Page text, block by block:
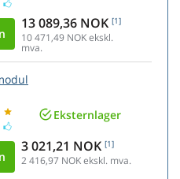
13 089,36 NOK [1]
10 471,49 NOK ekskl.
mva.
Eksternlager
3 021,21 NOK [1]
2 416,97 NOK ekskl. mva.